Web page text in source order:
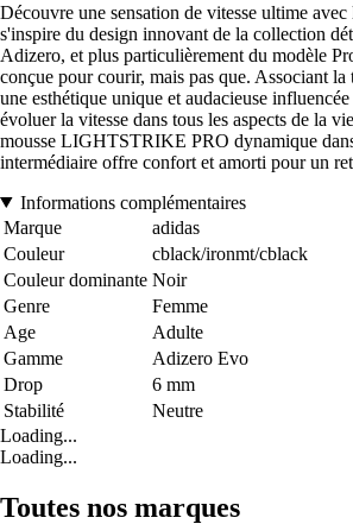
Découvre une sensation de vitesse ultime
s'inspire du design innovant de la collection
Adizero, et plus particulièrement du modèle
conçue pour courir, mais pas que. Associant
une esthétique unique et audacieuse
évoluer la vitesse dans tous les aspects de la
mousse LIGHTSTRIKE PRO dynamique
intermédiaire offre confort et amorti pour un
Informations complémentaires
Marque
adidas
Couleur
cblack/ironmt/cblack
Couleur dominante Noir
Genre
Femme
Age
Adulte
Gamme
Adizero Evo
Drop
6 mm
Stabilité
Neutre
Loading...
Loading...
Toutes nos marques